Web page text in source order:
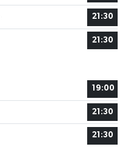
21:30
21:30
19:00
21:30
21:30